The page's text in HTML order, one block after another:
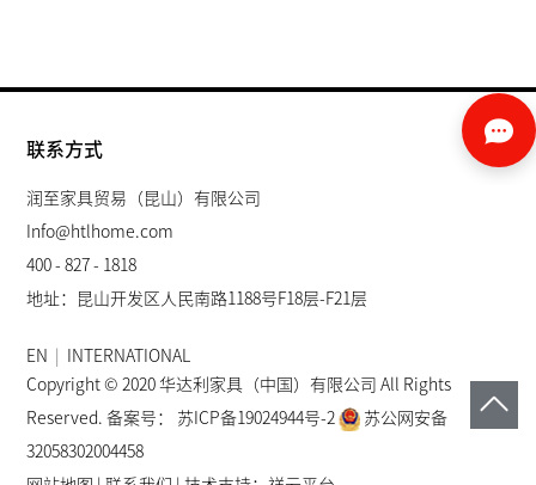
联系方式
润至家具贸易（昆山）有限公司
Info@htlhome.com
400 - 827 - 1818
地址：昆山开发区人民南路1188号F18层-F21层
EN
INTERNATIONAL
Copyright © 2020 华达利家具（中国）有限公司 All Rights
Reserved. 备案号： 苏ICP备19024944号-2
苏公网安备
32058302004458